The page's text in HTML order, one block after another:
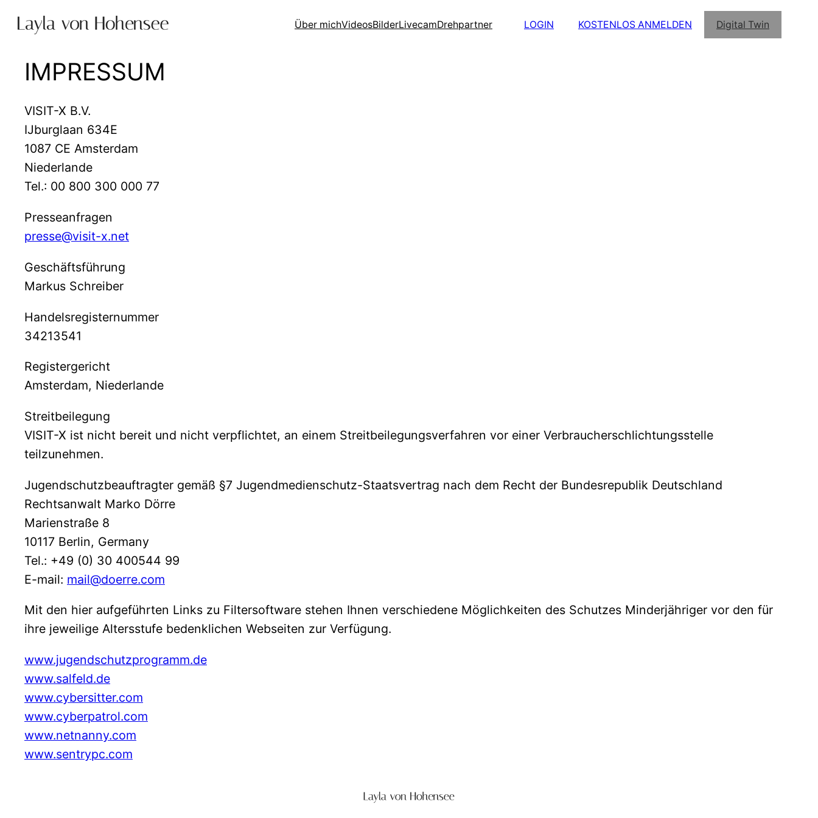
Zum
Inhalt
Über michVideosBilderLivecamDrehpartner LOGIN KOSTENLOS ANMELDEN Digital Twin
IMPRESSUM
VISIT-X B.V.
IJburglaan 634E
1087 CE Amsterdam
Niederlande
Tel.: 00 800 300 000 77
Presseanfragen
presse@visit-x.net
Geschäftsführung
Markus Schreiber
Handelsregisternummer
34213541
Registergericht
Amsterdam, Niederlande
Streitbeilegung
VISIT-X ist nicht bereit und nicht verpflichtet, an einem Streitbeilegungsverfahren vor einer Verbraucherschlichtungsstelle
teilzunehmen.
Jugendschutzbeauftragter gemäß §7 Jugendmedienschutz-Staatsvertrag nach dem Recht der Bundesrepublik Deutschland
Rechtsanwalt Marko Dörre
Marienstraße 8
10117 Berlin, Germany
Tel.: +49 (0) 30 400544 99
E-mail: mail@doerre.com
Mit den hier aufgeführten Links zu Filtersoftware stehen Ihnen verschiedene Möglichkeiten des Schutzes Minderjähriger vor den für
ihre jeweilige Altersstufe bedenklichen Webseiten zur Verfügung.
www.jugendschutzprogramm.de
www.salfeld.de
www.cybersitter.com
www.cyberpatrol.com
www.netnanny.com
www.sentrypc.com